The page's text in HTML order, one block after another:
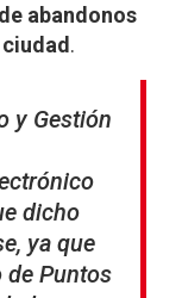
abandonos
ciudad.
y Gestión
dicho
ya que
de Puntos